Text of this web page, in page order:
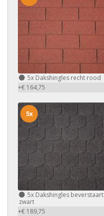
5x Dakshingles recht rood
+€ 164,75
5x Dakshingles beverstaart
zwart
+€ 189,75
5x